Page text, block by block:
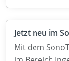
Jetzt neu im
Mit dem